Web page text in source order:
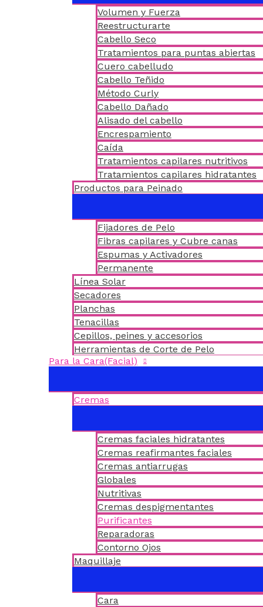
Volumen y Fuerza
Reestructurarte
Cabello Seco
Tratamientos para puntas abiertas
Cuero cabelludo
Cabello Teñido
Método Curly
Cabello Dañado
Alisado del cabello
Encrespamiento
Caída
Tratamientos capilares nutritivos
Tratamientos capilares hidratantes
Productos para Peinado
Fijadores de Pelo
Fibras capilares y Cubre canas
Espumas y Activadores
Permanente
Línea Solar
Secadores
Planchas
Tenacillas
Cepillos, peines y accesorios
Herramientas de Corte de Pelo
Para la Cara(Facial)
Cremas
Cremas faciales hidratantes
Cremas reafirmantes faciales
Cremas antiarrugas
Globales
Nutritivas
Cremas despigmentantes
Purificantes
Reparadoras
Contorno Ojos
Maquillaje
Cara